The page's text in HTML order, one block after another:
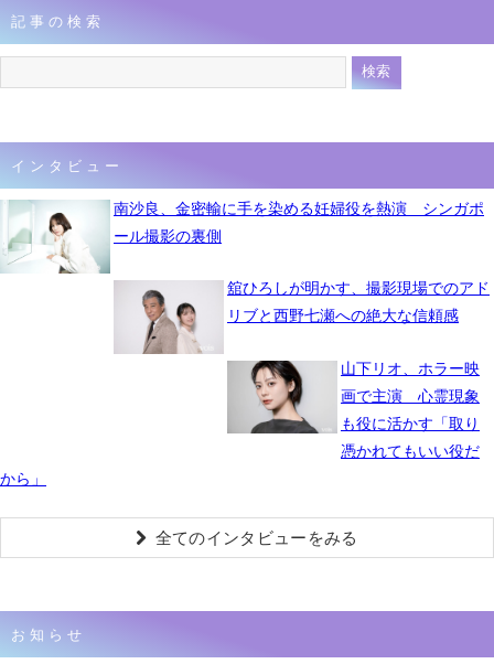
記事の検索
インタビュー
南沙良、金密輸に手を染める妊婦役を熱演 シンガポ
ール撮影の裏側
舘ひろしが明かす、撮影現場でのアド
リブと西野七瀬への絶大な信頼感
山下リオ、ホラー映
画で主演 心霊現象
も役に活かす「取り
憑かれてもいい役だ
から」
全てのインタビューをみる
お知らせ